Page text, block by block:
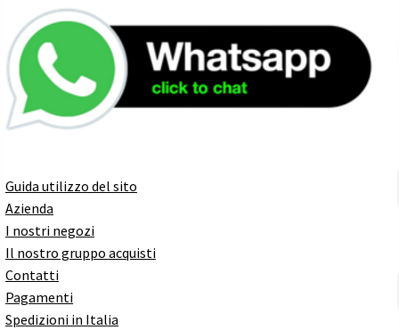
Guida utilizzo del sito
Azienda
I nostri negozi
Il nostro gruppo acquisti
Contatti
Pagamenti
Spedizioni in Italia